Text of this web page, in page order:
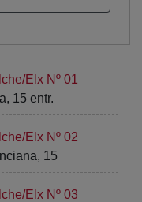
Elx Nº 01
15 entr.
Elx Nº 02
15
Elx Nº 03